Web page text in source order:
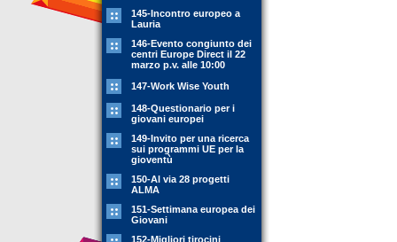
145-Incontro europeo a
Lauria
146-Evento congiunto dei
centri Europe Direct il 22
marzo p.v. alle 10:00
147-Work Wise Youth
148-Questionario per i
giovani europei
149-Invito per una ricerca
sui programmi UE per la
gioventù
150-Al via 28 progetti
ALMA
151-Settimana europea dei
Giovani
152-Migliori tirocini